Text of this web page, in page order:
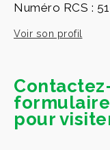
Numéro RCS :
Voir son profil
pour